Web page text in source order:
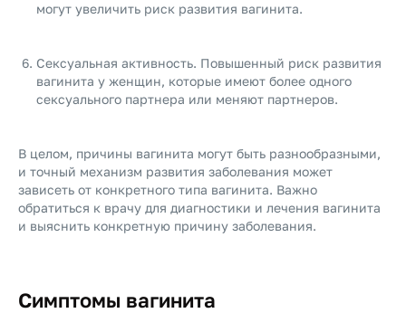
могут увеличить риск развития вагинита.
Сексуальная активность. Повышенный риск развития
вагинита у женщин, которые имеют более одного
сексуального партнера или меняют партнеров.
В целом, причины вагинита могут быть разнообразными,
и точный механизм развития заболевания может
зависеть от конкретного типа вагинита. Важно
обратиться к врачу для диагностики и лечения вагинита
и выяснить конкретную причину заболевания.
Симптомы вагинита